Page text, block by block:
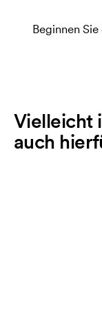
Beginnen
Vielleicht
auch